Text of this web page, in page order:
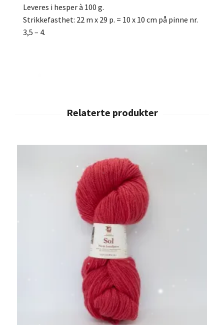
Leveres i hesper à 100 g.
Strikkefasthet: 22 m x 29 p. = 10 x 10 cm på pinne nr.
3,5 – 4.